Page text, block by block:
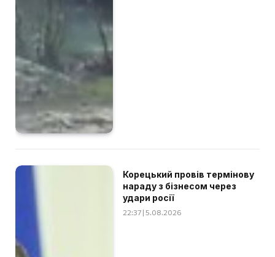
Корецький провів термінову
нараду з бізнесом через
удари росії
22:37 | 5.08.2026